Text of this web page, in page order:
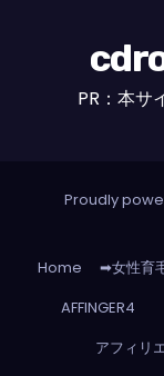
PR：本サ
Proudly
Home ➡女性育
AFFINGER4
アフィリ